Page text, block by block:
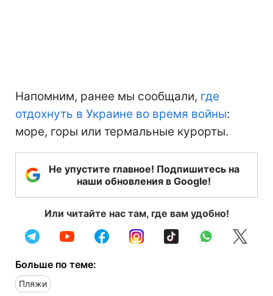
Напомним, ранее мы сообщали, где
отдохнуть в Украине во время войны:
море, горы или термальные курорты.
Не упустите главное! Подпишитесь на
наши обновления в Google!
Или читайте нас там, где вам удобно!
Больше по теме:
Пляжи